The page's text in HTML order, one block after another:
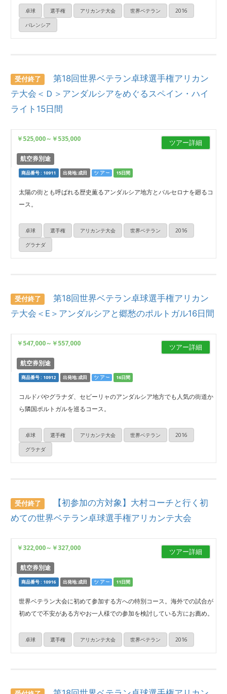
卓球 選手権 アリカンテ大会 世界ベテラン
2016
バレンシア
受付終了
第18回世界ベテラン卓球選手権アリカン
テ大会＜Ｄ＞アンダルシアをめぐるスペイン・ハイ
ライト15日間
ツアー詳細
￥525,000～ ￥535,000
航空券別途
商品番号 : 10911 出発地:成田 15日間
太陽の街とも呼ばれる歴史薫るアンダルシア地方とバルセロナを廻るコ
ース。
卓球 選手権 アリカンテ大会 世界ベテラン
2016
グラナダ
受付終了
第18回世界ベテラン卓球選手権アリカン
テ大会＜E＞アンダルシアと郷愁のポルトガル16日間
ツアー詳細
￥547,000～ ￥557,000
航空券別途
商品番号 : 10912 出発地:成田 16日間
コルドバやグラナダ、セビーリャのアンダルシア地方でも人気の街道か
ら隣国ポルトガルを巡るコース。
卓球 選手権 アリカンテ大会 世界ベテラン
2016
グラナダ
受付終了
【初参加の方対象】大村コーチと行く初
めての世界ベテラン卓球選手権アリカンテ大会
ツアー詳細
￥322,000～ ￥327,000
航空券別途
商品番号 : 10916 出発地:成田 11日間
世界ベテラン大会に初めて参加する方への特別コース。海外での試合が
初めてで不安がある方やお一人様での参加を検討している方にお薦め。
卓球 選手権 アリカンテ大会 世界ベテラン 2016